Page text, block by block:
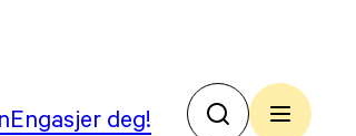
Engasjer deg!